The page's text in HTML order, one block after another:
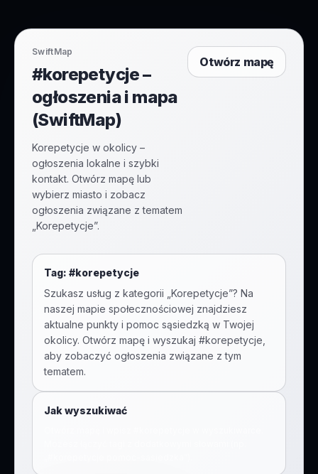
SwiftMap
#korepetycje –
ogłoszenia i mapa
(SwiftMap)
Korepetycje w okolicy –
ogłoszenia lokalne i szybki
kontakt. Otwórz mapę lub
wybierz miasto i zobacz
ogłoszenia związane z tematem
„Korepetycje”.
Otwórz mapę
Tag: #korepetycje
Szukasz usług z kategorii „ Korepetycje”? Na
naszej mapie społecznościowej znajdziesz
aktualne punkty i pomoc sąsiedzką w Twojej
okolicy. Otwórz mapę i wyszukaj #korepetycje
aby zobaczyć ogłoszenia związane z tym
tematem.
Jak wyszukiwać